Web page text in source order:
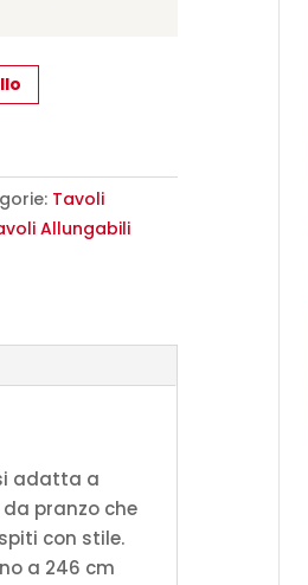
Tavoli
Allungabili
adatta a
pranzo che
con stile.
a 246 cm